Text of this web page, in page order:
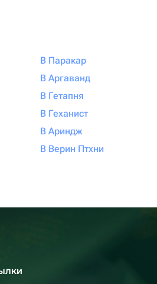
В Паракар
В Аргаванд
В Гетапня
В Геханист
В Ариндж
В Верин Птхни